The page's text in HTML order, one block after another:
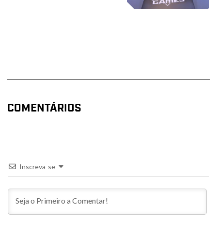
COMENTÁRIOS
Inscreva-se